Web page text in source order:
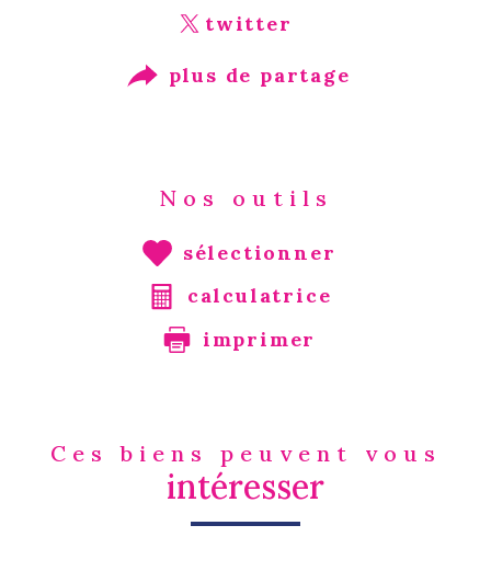
twitter
plus de partage
Nos outils
sélectionner
calculatrice
imprimer
Ces biens peuvent vous
intéresser